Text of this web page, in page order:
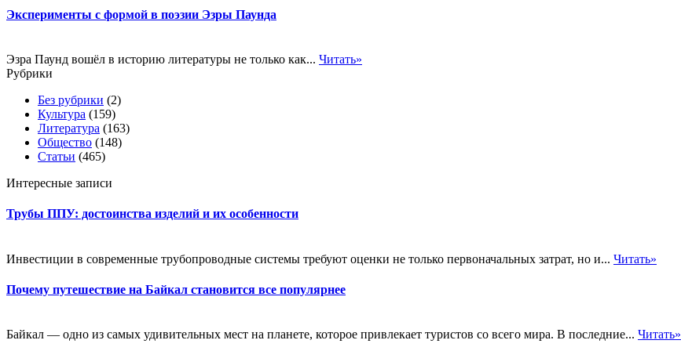
Эксперименты с формой в поэзии Эзры Паунда
Эзра Паунд вошёл в историю литературы не только как... Читать»
Рубрики
Без рубрики (2)
Культура (159)
Литература (163)
Общество (148)
Статьи (465)
Интересные записи
Трубы ППУ: достоинства изделий и их особенности
Инвестиции в современные трубопроводные системы требуют оценки не только первоначальных затрат, но и... Читать»
Почему путешествие на Байкал становится все популярнее
Байкал — одно из самых удивительных мест на планете, которое привлекает туристов со всего мира. В последние... Читать»